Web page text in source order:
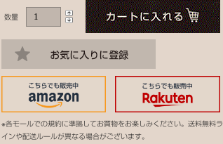
※各モールでの規約に準拠してお買物をお楽しみください。送料無料ラ
インや配送ルールが異なる場合がございます。
数量